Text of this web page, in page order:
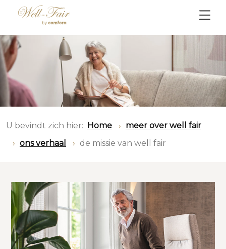
U bevindt zich hier: Home
meer over well fair
ons verhaal
de missie van well fair